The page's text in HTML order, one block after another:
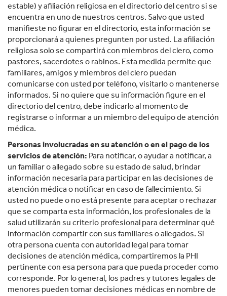
estable) y afiliación religiosa en el directorio del centro si se
encuentra en uno de nuestros centros. Salvo que usted
manifieste no figurar en el directorio, esta información se
proporcionará a quienes pregunten por usted. La afiliación
religiosa solo se compartirá con miembros del clero, como
pastores, sacerdotes o rabinos. Esta medida permite que
familiares, amigos y miembros del clero puedan
comunicarse con usted por teléfono, visitarlo o mantenerse
informados. Si no quiere que su información figure en el
directorio del centro, debe indicarlo al momento de
registrarse o informar a un miembro del equipo de atención
médica.
Personas involucradas en su atención o en el pago de los
servicios de atención: Para notificar, o ayudar a notificar, a
un familiar o allegado sobre su estado de salud, brindar
información necesaria para participar en las decisiones de
atención médica o notificar en caso de fallecimiento. Si
usted no puede o no está presente para aceptar o rechazar
que se comparta esta información, los profesionales de la
salud utilizarán su criterio profesional para determinar qué
información compartir con sus familiares o allegados. Si
otra persona cuenta con autoridad legal para tomar
decisiones de atención médica, compartiremos la PHI
pertinente con esa persona para que pueda proceder como
corresponde. Por lo general, los padres y tutores legales de
menores pueden tomar decisiones médicas en nombre de